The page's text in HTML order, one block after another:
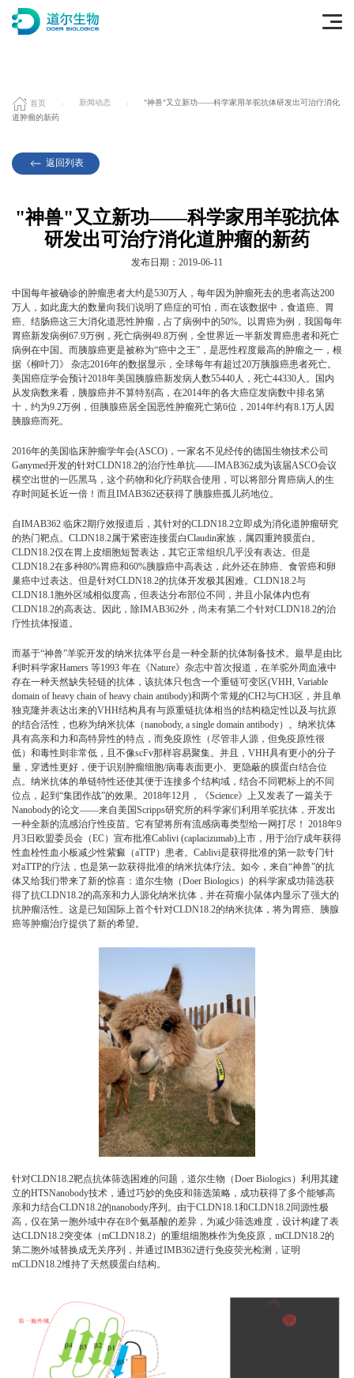
首页 新闻动态
"神兽"又立新功——科学家用羊驼抗体研发出可治疗消化
道肿瘤的新药
返回列表
"神兽"又立新功——科学家用羊驼抗体
研发出可治疗消化道肿瘤的新药
发布日期：2019-06-11
中国每年被确诊的肿瘤患者大约是530万人，每年因为肿瘤死去的患者高达200
万人，如此庞大的数量向我们说明了癌症的可怕，而在该数据中，食道癌、胃
癌、结肠癌这三大消化道恶性肿瘤，占了病例中的50%。以胃癌为例，我国每年
胃癌新发病例67.9万例，死亡病例49.8万例，全世界近一半新发胃癌患者和死亡
病例在中国。而胰腺癌更是被称为“癌中之王”，是恶性程度最高的肿瘤之一，根
据《柳叶刀》 杂志2016年的数据显示，全球每年有超过20万胰腺癌患者死亡。
美国癌症学会预计2018年美国胰腺癌新发病人数55440人，死亡44330人。国内
从发病数来看，胰腺癌并不算特别高，在2014年的各大癌症发病数中排名第
十，约为9.2万例，但胰腺癌居全国恶性肿瘤死亡第6位，2014年约有8.1万人因
胰腺癌而死。
2016年的美国临床肿瘤学年会(ASCO)，一家名不见经传的德国生物技术公司
Ganymed开发的针对CLDN18.2的治疗性单抗——IMAB362成为该届ASCO会议
横空出世的一匹黑马，这个药物和化疗药联合使用，可以将部分胃癌病人的生
存时间延长近一倍！而且IMAB362还获得了胰腺癌孤儿药地位。
自IMAB362 临床2期疗效报道后，其针对的CLDN18.2立即成为消化道肿瘤研究
的热门靶点。CLDN18.2属于紧密连接蛋白Claudin家族，属四重跨膜蛋白。
CLDN18.2仅在胃上皮细胞短暂表达，其它正常组织几乎没有表达。但是
CLDN18.2在多种80%胃癌和60%胰腺癌中高表达，此外还在肺癌、食管癌和卵
巢癌中过表达。但是针对CLDN18.2的抗体开发极其困难。CLDN18.2与
CLDN18.1胞外区域相似度高，但表达分布部位不同，并且小鼠体内也有
CLDN18.2的高表达。因此，除IMAB362外，尚未有第二个针对CLDN18.2的治
疗性抗体报道。
而基于“神兽”羊驼开发的纳米抗体平台是一种全新的抗体制备技术。最早是由比
利时科学家Hamers 等1993 年在《Nature》杂志中首次报道，在羊驼外周血液中
存在一种天然缺失轻链的抗体，该抗体只包含一个重链可变区(VHH, Variable
domain of heavy chain of heavy chain antibody)和两个常规的CH2与CH3区，并且单
独克隆并表达出来的VHH结构具有与原重链抗体相当的结构稳定性以及与抗原
的结合活性，也称为纳米抗体（nanobody, a single domain antibody）。纳米抗体
具有高亲和力和高特异性的特点，而免疫原性（尽管非人源，但免疫原性很
低）和毒性则非常低，且不像scFv那样容易聚集。并且，VHH具有更小的分子
量，穿透性更好，便于识别肿瘤细胞/病毒表面更小、更隐蔽的膜蛋白结合位
点。纳米抗体的单链特性还使其便于连接多个结构域，结合不同靶标上的不同
位点，起到“集团作战”的效果。2018年12月，《Science》上又发表了一篇关于
Nanobody的论文——来自美国Scripps研究所的科学家们利用羊驼抗体，开发出
一种全新的流感治疗性疫苗。它有望将所有流感病毒类型给一网打尽！ 2018年9
月3日欧盟委员会（EC）宣布批准Cablivi (caplacizumab)上市，用于治疗成年获得
性血栓性血小板减少性紫癜（aTTP）患者。Cablivi是获得批准的第一款专门针
对aTTP的疗法，也是第一款获得批准的纳米抗体疗法。如今，来自“神兽”的抗
体又给我们带来了新的惊喜：道尔生物（Doer Biologics）的科学家成功筛选获
得了抗CLDN18.2的高亲和力人源化纳米抗体，并在荷瘤小鼠体内显示了强大的
抗肿瘤活性。这是已知国际上首个针对CLDN18.2的纳米抗体，将为胃癌、胰腺
癌等肿瘤治疗提供了新的希望。
针对CLDN18.2靶点抗体筛选困难的问题，道尔生物（Doer Biologics）利用其建
立的HTSNanobody技术，通过巧妙的免疫和筛选策略，成功获得了多个能够高
亲和力结合CLDN18.2的nanobody序列。由于CLDN18.1和CLDN18.2同源性极
高，仅在第一胞外域中存在8个氨基酸的差异，为减少筛选难度，设计构建了表
达CLDN18.2突变体（mCLDN18.2）的重组细胞株作为免疫原，mCLDN18.2的
第二胞外域替换成无关序列，并通过IMB362进行免疫荧光检测，证明
mCLDN18.2维持了天然膜蛋白结构。